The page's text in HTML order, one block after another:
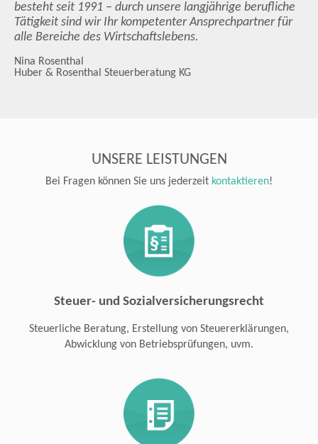
besteht seit 1991 – durch unsere langjährige berufliche
Tätigkeit sind wir Ihr kompetenter Ansprechpartner für
alle Bereiche des Wirtschaftslebens.
Nina Rosenthal
Huber & Rosenthal Steuerberatung KG
UNSERE LEISTUNGEN
Bei Fragen können Sie uns jederzeit kontaktieren!
Steuer- und Sozialversicherungsrecht
Steuerliche Beratung, Erstellung von Steuererklärungen,
Abwicklung von Betriebsprüfungen, uvm.